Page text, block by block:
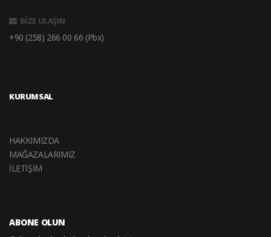
BİZE ULAŞIN
+90 (258) 266 00 66 (Pbx)
KURUMSAL
HAKKIMIZDA
MAĞAZALARIMIZ
İLETİŞİM
ABONE OLUN